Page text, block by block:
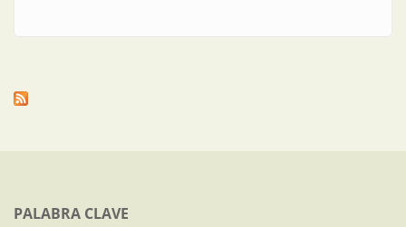
PALABRA CLAVE